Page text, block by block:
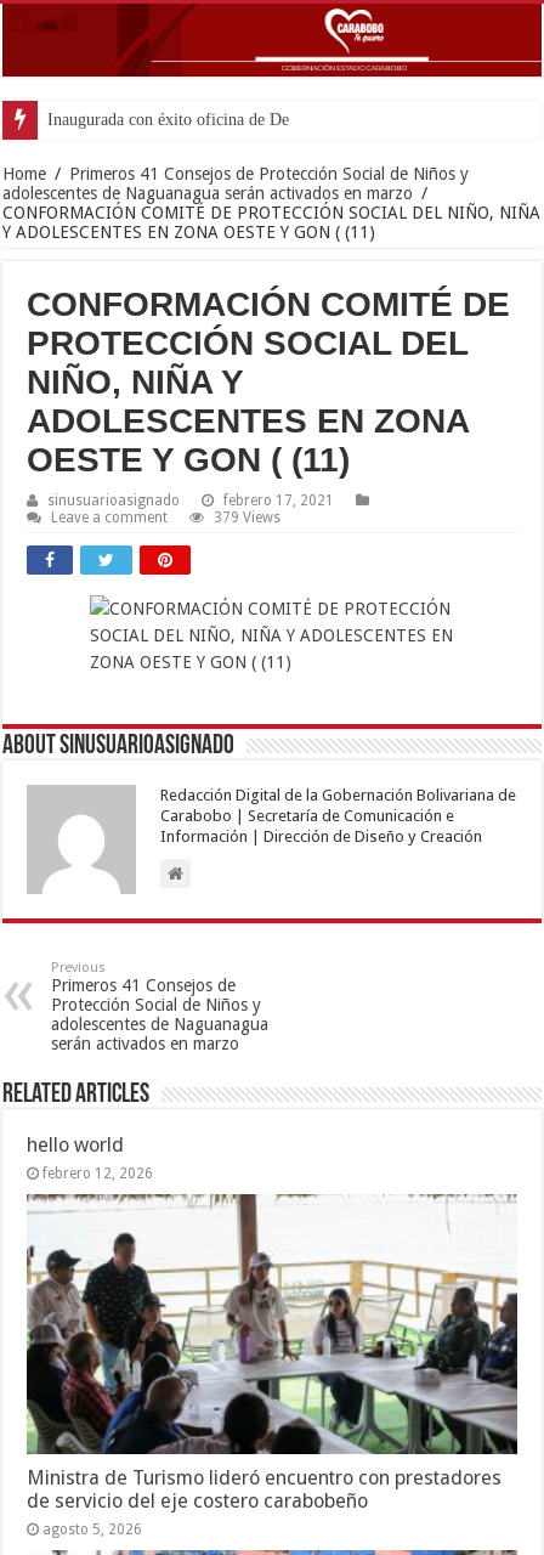
Inaugurada con éxito oficina de Defensa Pública en
Home / Primeros 41 Consejos de Protección Social de Niños y
adolescentes de Naguanagua serán activados en marzo /
CONFORMACIÓN COMITÉ DE PROTECCIÓN SOCIAL DEL NIÑO, NIÑA
Y ADOLESCENTES EN ZONA OESTE Y GON ( (11)
CONFORMACIÓN COMITÉ DE
PROTECCIÓN SOCIAL DEL
NIÑO, NIÑA Y
ADOLESCENTES EN ZONA
OESTE Y GON ( (11)
sinusuarioasignado
febrero 17, 2021
Leave a comment
379 Views
About sinusuarioasignado
Redacción Digital de la Gobernación Bolivariana de
Carabobo | Secretaría de Comunicación e
Información | Dirección de Diseño y Creación
Previous
Primeros 41 Consejos de
Protección Social de Niños y
adolescentes de Naguanagua
serán activados en marzo
Related Articles
hello world
febrero 12, 2026
Ministra de Turismo lideró encuentro con prestadores
de servicio del eje costero carabobeño
agosto 5, 2026